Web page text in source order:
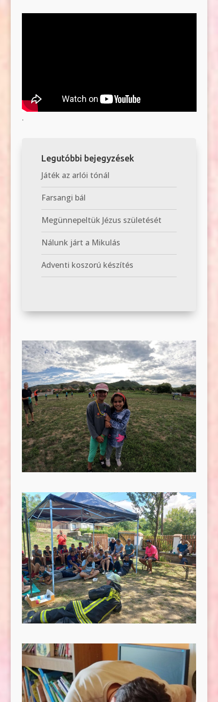
.
Legutóbbi bejegyzések
Játék az arlói tónál
Farsangi bál
Megünnepeltük Jézus születését
Nálunk járt a Mikulás
Adventi koszorú készítés